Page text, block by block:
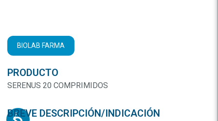
BIOLAB FARMA
PRODUCTO
SERENUS 20 COMPRIMIDOS
BREVE DESCRIPCIÓN/INDICACIÓN